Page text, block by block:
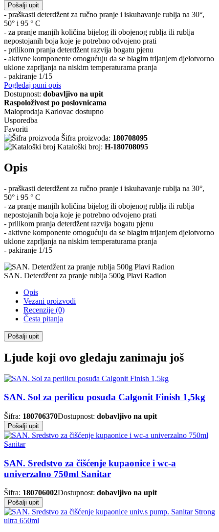
Pošalji upit
- praškasti deterdžent za ručno pranje i iskuhavanje rublja na 30°,
50° i 95 ° C
- za pranje manjih količina bijelog ili obojenog rublja ili rublja
nepostojanih boja koje je potrebno odvojeno prati
- prilikom pranja deterdžent razvija bogatu pjenu
- aktivne komponente omogućuju da se blagim trljanjem djelotvorno
uklone zaprljanja na niskim temperaturama pranja
- pakiranje 1/15
Pogledaj puni opis
Dostupnost: dobavljivo na upit
Raspoloživost po poslovnicama
Maloprodaja Karlovac dostupno
Usporedba
Favoriti
Šifra proizvoda: 180708095
Kataloški broj: H-180708095
Opis
- praškasti deterdžent za ručno pranje i iskuhavanje rublja na 30°,
50° i 95 ° C
- za pranje manjih količina bijelog ili obojenog rublja ili rublja
nepostojanih boja koje je potrebno odvojeno prati
- prilikom pranja deterdžent razvija bogatu pjenu
- aktivne komponente omogućuju da se blagim trljanjem djelotvorno
uklone zaprljanja na niskim temperaturama pranja
- pakiranje 1/15
SAN. Deterdžent za pranje rublja 500g Plavi Radion
Opis
Vezani proizvodi
Recenzije (0)
Česta pitanja
Pošalji upit
Ljude koji ovo gledaju zanimaju još
SAN. Sol za perilicu posuđa Calgonit Finish 1,5kg
Šifra: 180706370Dostupnost: dobavljivo na upit
Pošalji upit
SAN. Sredstvo za čišćenje kupaonice i wc-a
univerzalno 750ml Sanitar
Šifra: 180706002Dostupnost: dobavljivo na upit
Pošalji upit